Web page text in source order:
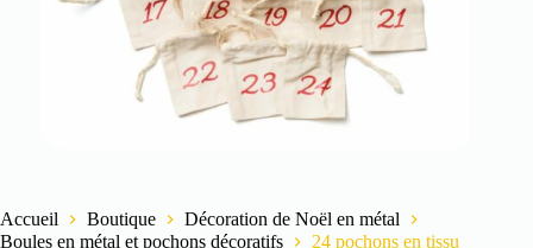
Accueil Boutique
Décoration de Noël en métal
Boules en métal et pochons décoratifs
24 pochons en tissu